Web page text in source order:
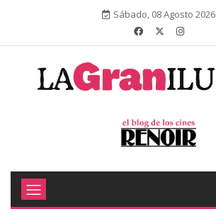
Sábado, 08 Agosto 2026